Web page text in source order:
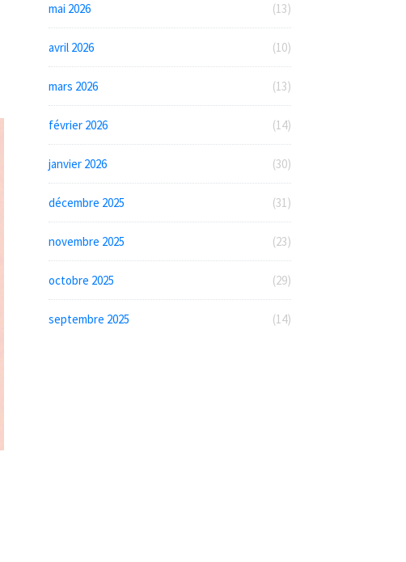
mai 2026 (13)
avril 2026 (10)
mars 2026 (13)
février 2026 (14)
janvier 2026 (30)
décembre 2025 (31)
novembre 2025 (23)
octobre 2025 (29)
septembre 2025 (14)